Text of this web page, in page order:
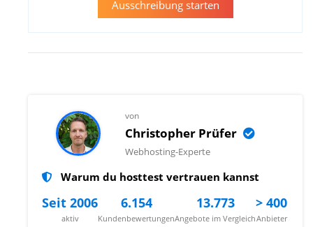
Ausschreibung starten
von
Christopher Prüfer
Webhosting-Experte
Warum du hosttest vertrauen kannst
Seit 2006
aktiv
6.154
Kundenbewertungen
13.773
Angebote im Vergleich
> 400
Anbieter